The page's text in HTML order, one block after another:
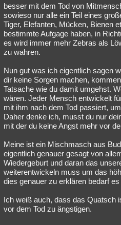
besser mit dem Tod von
sowieso nur alle ein Teil eines
Tiger, Elefanten, Mücken, Bienen
bestimmte Aufgage haben, in
es wird immer mehr Zebras als
zu wahren.
Nun gut was ich eigentlich sagen
dir keine Sorgen machen,
Tatsache wie du damit umgehst.
wären. Jeder Mensch entwickelt
mit ihm nach dem Tod passiert,
Daher denke ich, musst du nur
mit der du keine Angst mehr vor
Meine ist ein Mischmasch aus
eigentlich genauer gesagt von
Wiedergeburt und daran das
weiterentwickeln muss um das
dies genauer zu erklären bedarf
Ich weiß auch, dass das Quatsch
vor dem Tod zu ängstigen.